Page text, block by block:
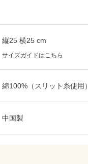
縦25 横25 cm
サイズガイドはこちら
綿100%（スリット糸使用）
中国製